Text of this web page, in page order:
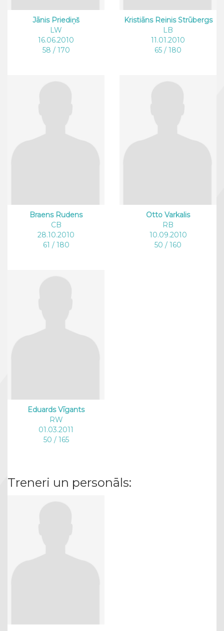
Jānis Priediņš
LW
16.06.2010
58 / 170
Kristiāns Reinis Strūbergs
LB
11.01.2010
65 / 180
Braens Rudens
CB
28.10.2010
61 / 180
Otto Varkalis
RB
10.09.2010
50 / 160
Eduards Vīgants
RW
01.03.2011
50 / 165
Treneri un personāls: